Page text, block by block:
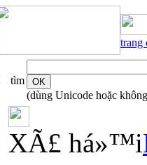
trang
tìm
(dùng Unicode hoặc
XÃ£ há»™i